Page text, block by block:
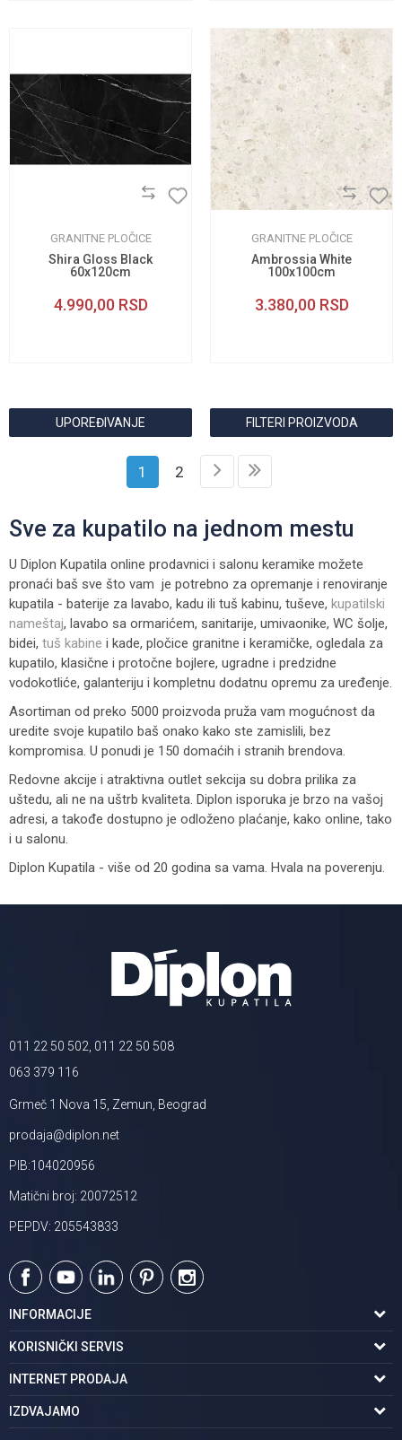
GRANITNE PLOČICE
Shira Gloss Black
60x120cm
4.990,00 RSD
GRANITNE PLOČICE
Ambrossia White
100x100cm
3.380,00 RSD
UPOREĐIVANJE FILTERI PROIZVODA
1 2
Sve za kupatilo na jednom mestu
U Diplon Kupatila online prodavnici i salonu keramike možete
pronaći baš sve što vam je potrebno za opremanje i renoviranje
kupatila - baterije za lavabo, kadu ili tuš kabinu, tuševe, kupatilski
nameštaj, lavabo sa ormarićem, sanitarije, umivaonike, WC šolje,
bidei, tuš kabine i kade, pločice granitne i keramičke, ogledala za
kupatilo, klasične i protočne bojlere, ugradne i predzidne
vodokotliće, galanteriju i kompletnu dodatnu opremu za uređenje.
Asortiman od preko 5000 proizvoda pruža vam mogućnost da
uredite svoje kupatilo baš onako kako ste zamislili, bez
kompromisa. U ponudi je 150 domaćih i stranih brendova.
Redovne akcije i atraktivna outlet sekcija su dobra prilika za
uštedu, ali ne na uštrb kvaliteta. Diplon isporuka je brzo na vašoj
adresi, a takođe dostupno je odloženo plaćanje, kako online, tako
i u salonu.
Diplon Kupatila - više od 20 godina sa vama. Hvala na poverenju.
011 22 50 502, 011 22 50 508
063 379 116
Grmeč 1 Nova 15, Zemun, Beograd
prodaja@diplon.net
PIB:104020956
Matični broj: 20072512
PEPDV: 205543833
INFORMACIJE
O nama
Podaci o trgovcu
Karijera | postani deo tima
KORISNIČKI SERVIS
Uslovi korišćenja
Politika privatnosti
INTERNET PRODAJA
Kako kupiti
IZDVAJAMO